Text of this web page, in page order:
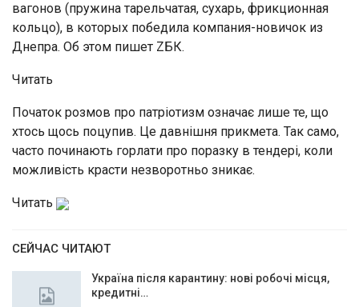
вагонов (пружина тарельчатая, сухарь, фрикционная
кольцо), в которых победила компания-новичок из
Днепра. Об этом пишет ZБК.
Читать
Початок розмов про патріотизм означає лише те, що
хтось щось поцупив. Це давнішня прикмета. Так само,
часто починають горлати про поразку в тендері, коли
можливість красти незворотньо зникає.
Читать
СЕЙЧАС ЧИТАЮТ
Україна після карантину: нові робочі місця,
кредитні…